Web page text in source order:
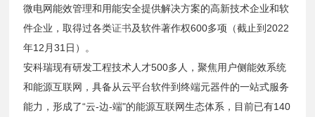
微电网能效管理和用能安全提供解决方案的高新技术企业和软
件企业，取得过各类证书及软件著作权600多项（截止到2022
年12月31日）。
安科瑞现有研发工程技术人才500多人，聚焦用户侧能效系统
和能源互联网，具备从云平台软件到终端元器件的一站式服务
能力，形成了“云-边-端"的能源互联网生态体系，目前已有140